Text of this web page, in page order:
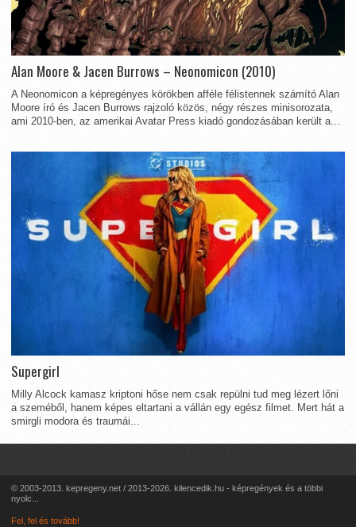
Alan Moore & Jacen Burrows – Neonomicon (2010)
A Neonomicon a képregényes körökben afféle félistennek számító Alan
Moore író és Jacen Burrows rajzoló közös, négy részes minisorozata,
ami 2010-ben, az amerikai Avatar Press kiadó gondozásában került a...
Supergirl
Milly Alcock kamasz kriptoni hőse nem csak repülni tud meg lézert lőni
a szeméből, hanem képes eltartani a vállán egy egész filmet. Mert hát a
smirgli modora és traumái...
© 2003-2013. kepregeny.net / 2013-2026. kilencedik.hu - képregények és a többi
nyolc...
Fel, fel és tovább!